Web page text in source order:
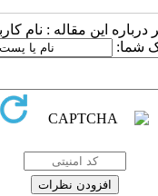
کاربری یا پست